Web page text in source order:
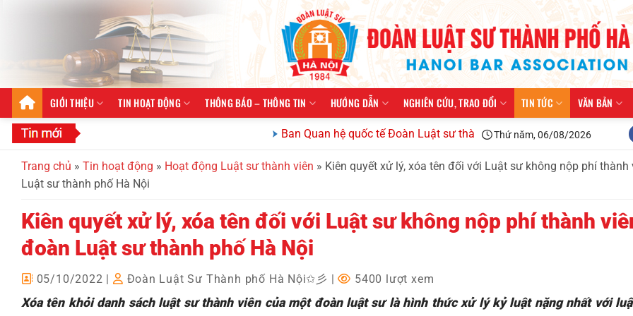
GIỚI THIỆU TIN HOẠT ĐỘNG THÔNG BÁO – THÔNG TIN HƯỚNG DẪN NGHIÊN CỨU, TRAO ĐỔI TIN TỨC VĂN BẢN
Ban Quan hệ quốc tế Đoàn Luật sư thành phố Hà Nội kiện toàn tổ chức, triển
Thứ năm, 06/08/2026
Trang chủ » Tin hoạt động » Hoạt động Luật sư thành viên » Kiên quyết xử lý, xóa tên đối với Luật sư không nộp phí thành
Luật sư thành phố Hà Nội
Kiên quyết xử lý, xóa tên đối với Luật sư không nộp phí thành
đoàn Luật sư thành phố Hà Nội
05/10/2022 Đoàn Luật Sư Thành phố Hà Nội✩彡 | 5400 lượt xem
Xóa tên khỏi danh sách luật sư thành viên của một đoàn luật sư là hình thức xử lý kỷ luật nặng nhất với